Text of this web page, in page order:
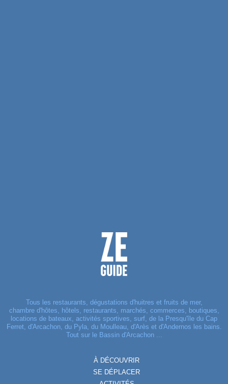
Tous les restaurants, dégustations d'huitres et fruits de mer,
chambre d'hôtes, hôtels, restaurants, marchés, commerces, boutiques,
locations de bateaux, activités sportives, surf, de la Presqu'île du Cap
Ferret, d'Arcachon, du Pyla, du Moulleau, d'Arès et d'Andernos les bains.
Tout sur le Bassin d'Arcachon ...
À DÉCOUVRIR
SE DÉPLACER